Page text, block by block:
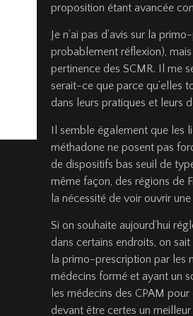
proposition étant avancée
Je n’ai pas d’avis sur la
probablement réflexion),
pertinence des SCMR. Il me
serait-ce que parce qu’elles
dans leurs pratiques et leurs
Il semble également que les
méthadone ne posent pas
de dispositifs bas seuil de
même façon, des régions de
la nécessité de voir ouvrir
Si on souhaite aujourd’hui
dans certains endroits, on
la primo-prescription par les
médecins formé et ayant un
les médecins des CPAM
devant être certes un